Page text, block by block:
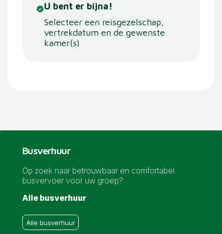
U bent er bijna!
Selecteer een reisgezelschap,
vertrekdatum en de gewenste
kamer(s)
Busverhuur
Op zoek naar betrouwbaar en comfortabel
busvervoer voor uw groep?
Alle busverhuur
Alle busverhuur